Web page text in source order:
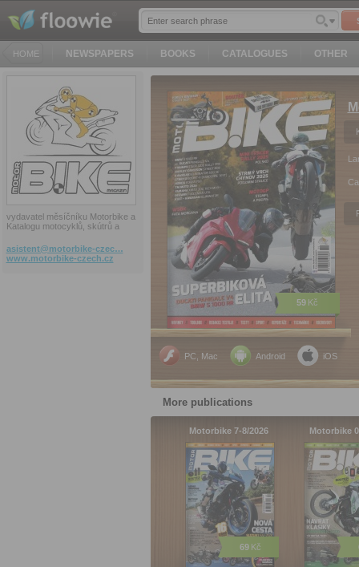
HOME NEWSPAPERS BOOKS CATALOGUES OTHER
vydavatel měsíčníku Motorbike a
Katalogu motocyklů, skútrů a
asistent@motorbike-czec…
www.motorbike-czech.cz
PC, Mac Android iOS
59 Kč
More publications
Motorbike 7-8/2026
69 Kč
Motorbike